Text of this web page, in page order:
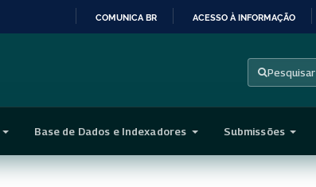
CONTEÚDO
COMUNICA BR ACESSO À INFORMAÇÃO
Pesquisar
Base de Dados e Indexadores Submissões